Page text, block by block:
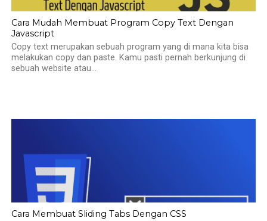
Cara Mudah Membuat Program Copy Text Dengan
Javascript
Copy text merupakan sebuah program yang di mana kita bisa
melakukan copy dan paste. Kamu pasti pernah berkunjung di
sebuah website atau...
Cara Membuat Sliding Tabs Dengan CSS